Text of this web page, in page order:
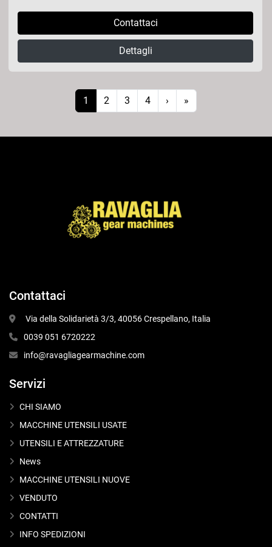
Contattaci
Dettagli
1 2 3 4 › »
Contattaci
Via della Solidarietà 3/3, 40056 Crespellano, Italia
0039 051 6720222
info@ravagliagearmachine.com
Servizi
CHI SIAMO
MACCHINE UTENSILI USATE
UTENSILI E ATTREZZATURE
News
MACCHINE UTENSILI NUOVE
VENDUTO
CONTATTI
INFO SPEDIZIONI